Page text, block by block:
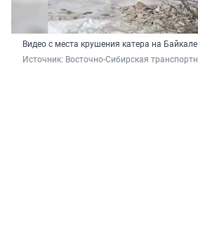
Видео с места крушения катера на Байкале
Источник: Восточно-Сибирская